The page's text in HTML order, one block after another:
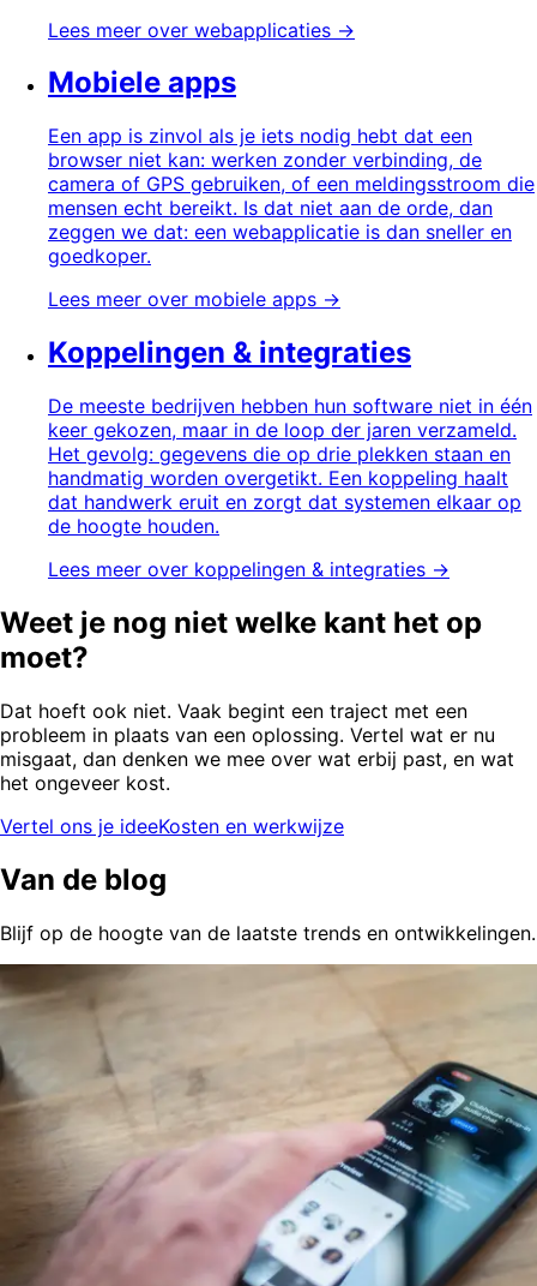
Lees meer over webapplicaties →
Mobiele apps
Een app is zinvol als je iets nodig hebt dat een
browser niet kan: werken zonder verbinding, de
camera of GPS gebruiken, of een meldingsstroom die
mensen echt bereikt. Is dat niet aan de orde, dan
zeggen we dat: een webapplicatie is dan sneller en
goedkoper.
Lees meer over mobiele apps →
Koppelingen & integraties
De meeste bedrijven hebben hun software niet in één
keer gekozen, maar in de loop der jaren verzameld.
Het gevolg: gegevens die op drie plekken staan en
handmatig worden overgetikt. Een koppeling haalt
dat handwerk eruit en zorgt dat systemen elkaar op
de hoogte houden.
Lees meer over koppelingen & integraties →
Weet je nog niet welke kant het op
moet?
Dat hoeft ook niet. Vaak begint een traject met een
probleem in plaats van een oplossing. Vertel wat er nu
misgaat, dan denken we mee over wat erbij past, en wat
het ongeveer kost.
Vertel ons je ideeKosten en werkwijze
Van de blog
Blijf op de hoogte van de laatste trends en ontwikkelingen.